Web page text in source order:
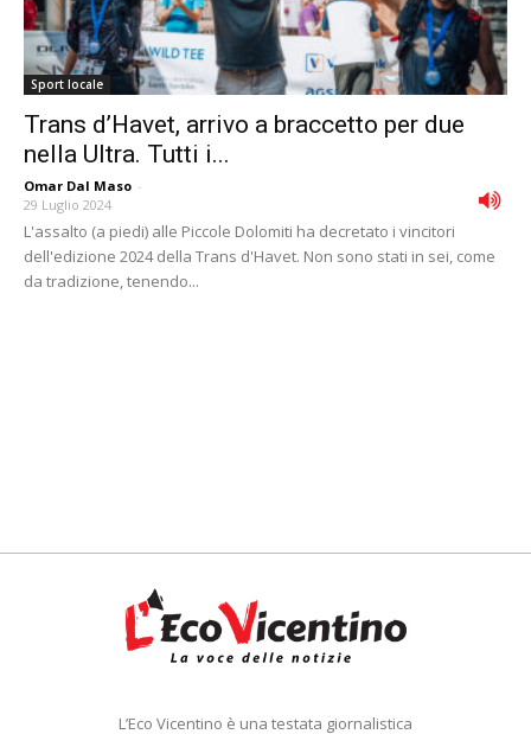
Sport locale
Trans d’Havet, arrivo a braccetto per due
nella Ultra. Tutti i...
Omar Dal Maso -
29 Luglio 2024
L'assalto (a piedi) alle Piccole Dolomiti ha decretato i vincitori
dell'edizione 2024 della Trans d'Havet. Non sono stati in sei, come
da tradizione, tenendo...
L’Eco Vicentino è una testata giornalistica